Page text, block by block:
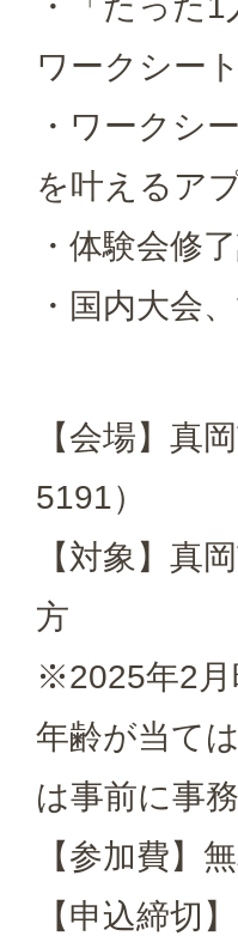
ワークシー
・ワークシ
を叶えるア
・体験会修
・国内大会
【会場】真
5191）
【対象】真
方
※2025年2月
年齢が当て
は事前に事
【参加費】
【申込締切